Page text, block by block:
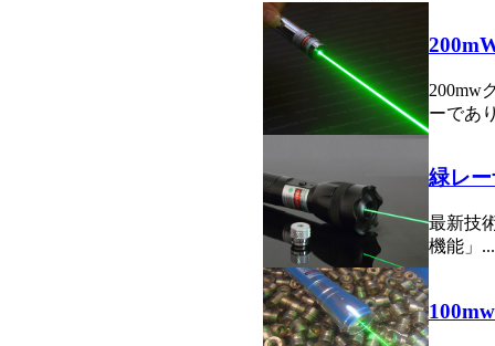
200mw
ーであ
緑レ
最新技
機能」...